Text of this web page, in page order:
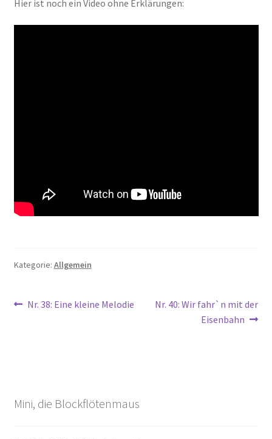
Hier ist noch ein Video ohne Erklärungen:
Kategorie: Allgemein
Beitragsnavigation
Vorheriger
Nr. 38: Eine kleine Melodie
Nächster
Nr. 40: Wir fahr`n mit der
Eisenbahn
Mini, die Blockflötenmaus